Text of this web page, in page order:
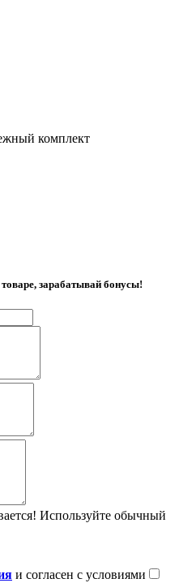
комплект
зарабатывай бонусы!
Используйте обычный
и согласен с условиями